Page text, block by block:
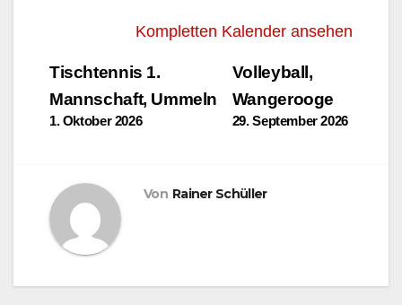
Kompletten Kalender ansehen
Beitragsnavigation
Volleyball,
Wangerooge
29. September 2026
Tischtennis 1.
Mannschaft, Ummeln
1. Oktober 2026
Von Rainer Schüller